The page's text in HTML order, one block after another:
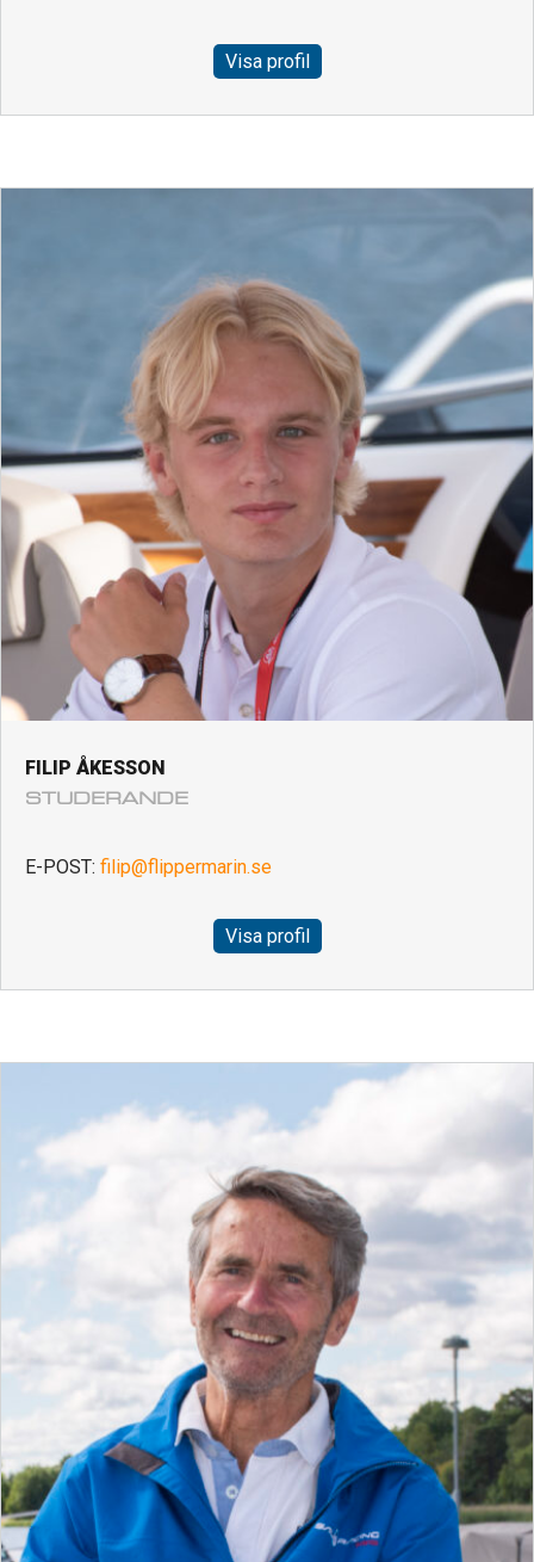
Visa profil
FILIP ÅKESSON
STUDERANDE
E-POST: filip@flippermarin.se
Visa profil